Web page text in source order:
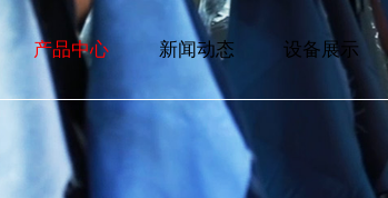
产品中心 新闻动态 设备展示